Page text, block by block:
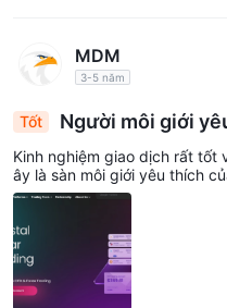
MDM
3-5 năm
Tốt Người môi giới
Kinh nghiệm giao dịch rất
ây là sàn môi giới yêu thích